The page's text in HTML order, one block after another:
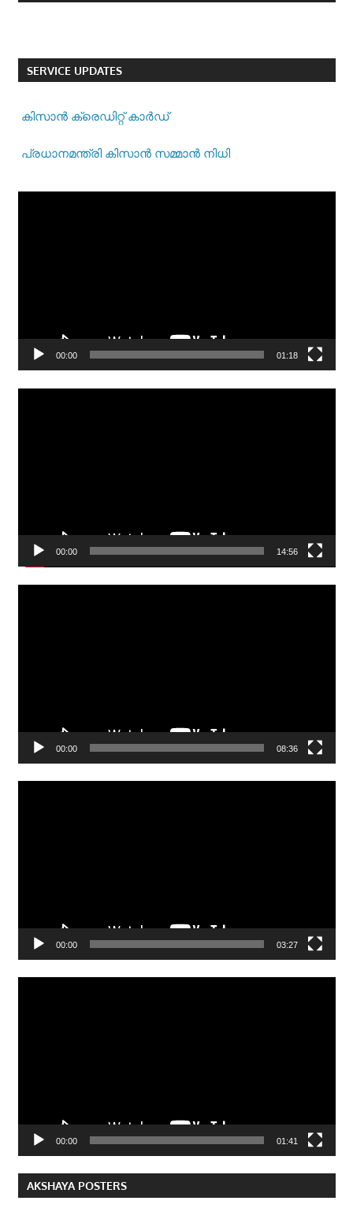
SERVICE UPDATES
കിസാന്‍ ക്രെ‍ഡിറ്റ് കാര്‍ഡ്
പ്രധാനമന്ത്രി കിസാന്‍ സമ്മാന്‍ നിധി
00:00 01:18
00:00 14:56
00:00 08:36
00:00 03:27
00:00 01:41
AKSHAYA POSTERS